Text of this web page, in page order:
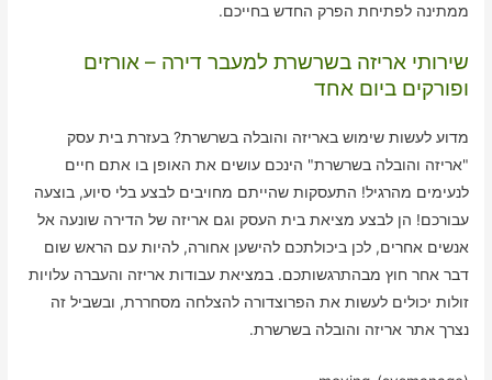
ממתינה לפתיחת הפרק החדש בחייכם.
שירותי אריזה בשרשרת למעבר דירה – אורזים
ופורקים ביום אחד
מדוע לעשות שימוש באריזה והובלה בשרשרת? בעזרת בית עסק
"אריזה והובלה בשרשרת" הינכם עושים את האופן בו אתם חיים
לנעימים מהרגיל! התעסקות שהייתם מחויבים לבצע בלי סיוע, בוצעה
עבורכם! הן לבצע מציאת בית העסק וגם אריזה של הדירה שונעה אל
אנשים אחרים, לכן ביכולתכם להישען אחורה, להיות עם הראש שום
דבר אחר חוץ מבהתרגשותכם. במציאת עבודות אריזה והעברה עלויות
זולות יכולים לעשות את הפרוצדורה להצלחה מסחררת, ובשביל זה
נצרך אתר אריזה והובלה בשרשרת.